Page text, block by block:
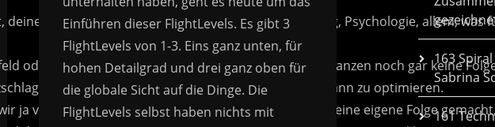
Einführen dieser FlightLevels. Es gibt 3
FlightLevels von 1-3. Eins ganz unten, für
hohen Detailgrad und drei ganz oben für
die globale Sicht auf die Dinge. Die
FlightLevels selbst haben nichts mit
163
Sabrina
161